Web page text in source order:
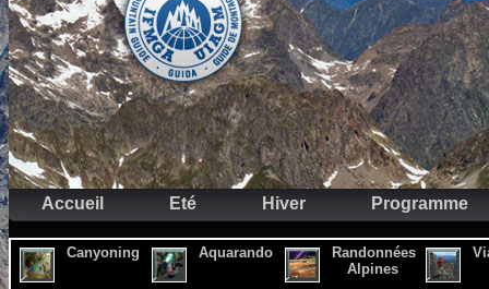
Accueil Eté Hiver Programme
Canyoning Aquarando
Randonnées
Alpines